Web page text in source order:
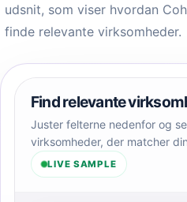
udsnit, som viser hvordan
finde relevante virksomheder.
Find relevante
Juster felterne nedenfor og
virksomheder, der matcher
LIVE SAMPLE